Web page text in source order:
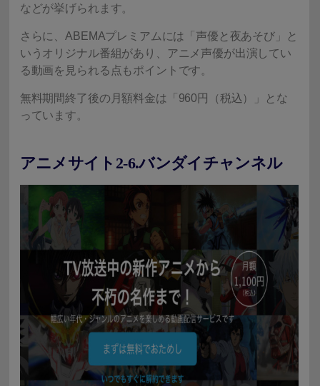
などが挙げられます。
さらに、ABEMAプレミアムには「声優と夜あそび」と
いうオリジナル番組があり、アニメ声優が出演してい
る動画を見られる点もポイントです。
無料期間終了後の月額料金は「960円（税込）」とな
っています。
アニメサイト2-6.バンダイチャンネル